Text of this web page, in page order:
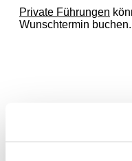
Private Führungen
Wunschtermin buchen.